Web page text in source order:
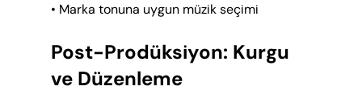
• Marka tonuna uygun müzik seçimi
Post-Prodüksiyon: Kurgu
ve Düzenleme